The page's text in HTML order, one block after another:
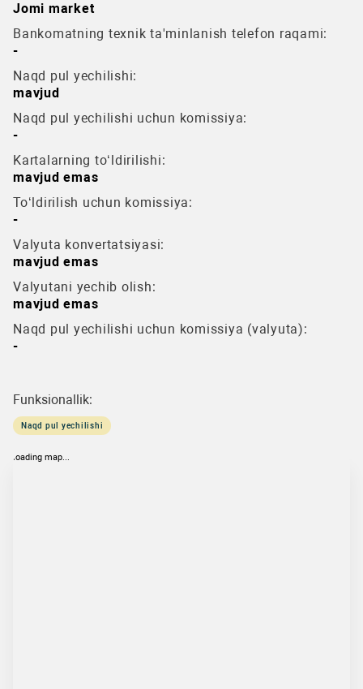
Jomi market
Bankomatning texnik ta'minlanish telefon raqami:
-
Naqd pul yechilishi:
mavjud
Naqd pul yechilishi uchun komissiya:
-
Kartalarning to‘ldirilishi:
mavjud emas
To‘ldirilish uchun komissiya:
-
Valyuta konvertatsiyasi:
mavjud emas
Valyutani yechib olish:
mavjud emas
Naqd pul yechilishi uchun komissiya (valyuta):
-
Funksionallik:
Naqd pul yechilishi
loading map...